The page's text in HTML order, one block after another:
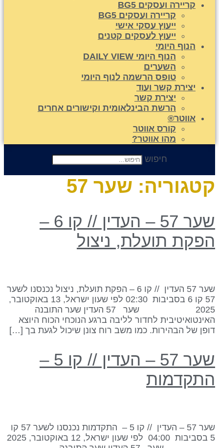
קריירה ועסקים BG5
קריירה ועסקים BG5
ייעוץ עסקי אישי
ייעוץ לעסקים קטנים
הנוף היומי
הנוף היומי DAILY VIEW
השערים
טופס הרשמה לנוף היומי
יצירת קשר ועוד
יצירת קשר
הרשת הבינלאומית וקישורים אחרים
אווטר®
קורס אווטר
מהו אווטר?
חיפוש
שער 57
שער 57 – העדין // קו 6 –
תועלת, ניצול
שער 57 העדין // קו 6 – הפקת תועלת, ניצול נכנסנו לשער
57 קו 6 בסביבות 02:30 לפי שעון ישראל, 13 באוקטובר,
2025 שער 57 העדין שער התובנה
לחדור לליבה ברגע הנוכחי הכוח היוצא
של הבהירות. כמו משב רוח צונן שיכול לגעת בך […]
שער 57 – העדין // קו 5 –
שער 57 – העדין // קו 5 – התקדמות נכנסנו לשער 57 קו
5 בסביבות 04:00 לפי שעון ישראל, 12 באוקטובר, 2025